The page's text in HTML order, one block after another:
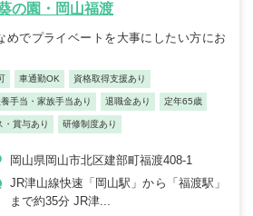
の園・岡山福渡
めでプライベートを大事にしたい方にお
車通勤OK 資格取得支援あり
手当・家族手当あり 退職金あり 定年65歳
・賞与あり 研修制度あり
岡山県岡山市北区建部町福渡408-1
JR津山線快速「岡山駅」から「福渡駅」
まで約35分 JR津...